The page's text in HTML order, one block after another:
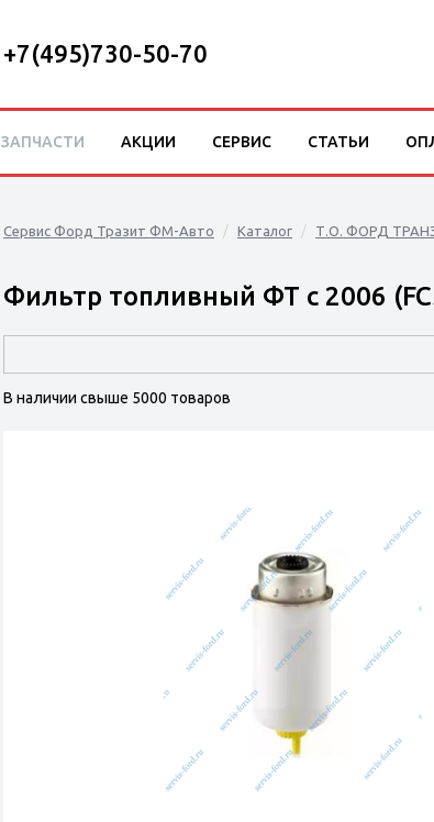
Сервис Форд Тразит ФМ-Авто Каталог Т.О. ФОРД
Фильтр топливный ФТ с 2006
В наличии свыше 5000 товаров
+7(495)730-50-70
ЗАПЧАСТИ АКЦИИ СЕРВИС СТАТЬИ